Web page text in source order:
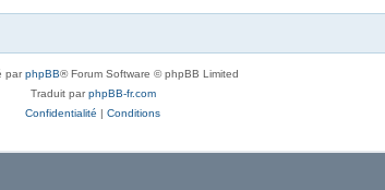
parphpBB® Forum Software © phpBB Limited
Traduit parphpBB-fr.com
Confidentialité
Conditions